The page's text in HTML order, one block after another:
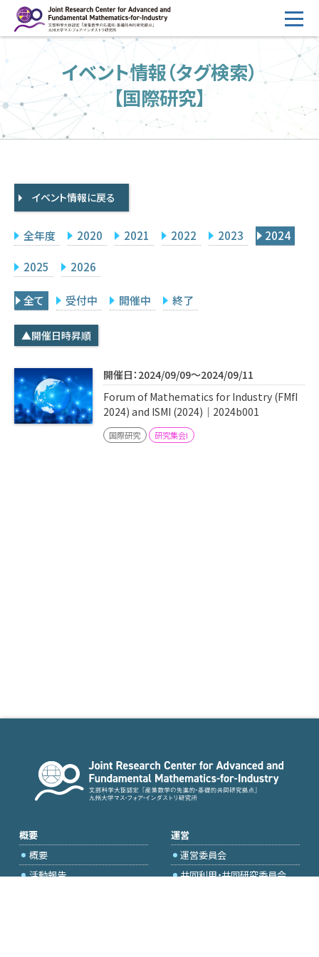
ン
へ
ス
キ
HOME
概要
運営
2026年度公募
採択研究・報告書一覧
イベント情報
研究代表者専用 委員専用
学内専用
Q&A
アクセス・お問合せ
メルマガ
イベント情報（タグ検索）
【国際研究】
イベント情報に戻る
全年度 2020 2021 2022 2023 2024
2025 2026
全て 受付中 開催中 終了
▲開催日時昇順
開催日：2024/09/09～2024/09/11
Forum of Mathematics for Industry (FMfI
2024) and ISMI (2024)｜2024b001
国際研究 研究集会I
概要
概要
活動報告
運営
運営委員会
共同利用・共同研究委員会